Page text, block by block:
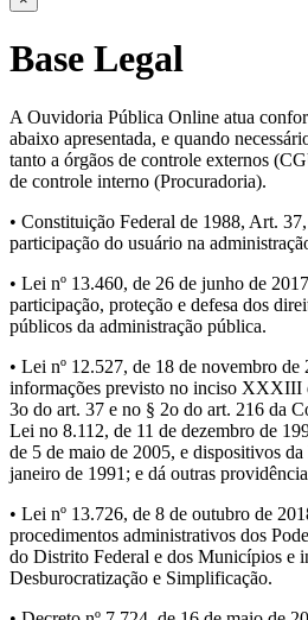
Base Legal
A Ouvidoria Pública Online atua
abaixo apresentada, e quando
tanto a órgãos de controle externos
de controle interno (Procuradoria).
• Constituição Federal de 1988, Art.
participação do usuário na
• Lei nº 13.460, de 26 de junho de
participação, proteção e defesa dos
públicos da administração pública.
• Lei nº 12.527, de 18 de novembro de
informações previsto no inciso XXXIII
3o do art. 37 e no § 2o do art. 216 da
Lei no 8.112, de 11 de dezembro de
de 5 de maio de 2005, e dispositivos
janeiro de 1991; e dá outras
• Lei nº 13.726, de 8 de outubro de
procedimentos administrativos dos
do Distrito Federal e dos Municípios e
Desburocratização e Simplificação.